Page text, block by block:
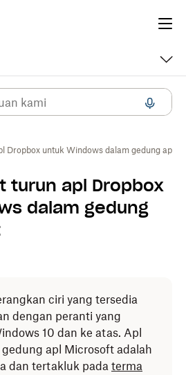
Dropbox untuk Windows dalam gedung apl
turun apl Dropbox
dalam gedung
ciri yang tersedia
dengan peranti yang
10 dan ke atas. Apl
apl Microsoft adalah
dan tertakluk pada terma